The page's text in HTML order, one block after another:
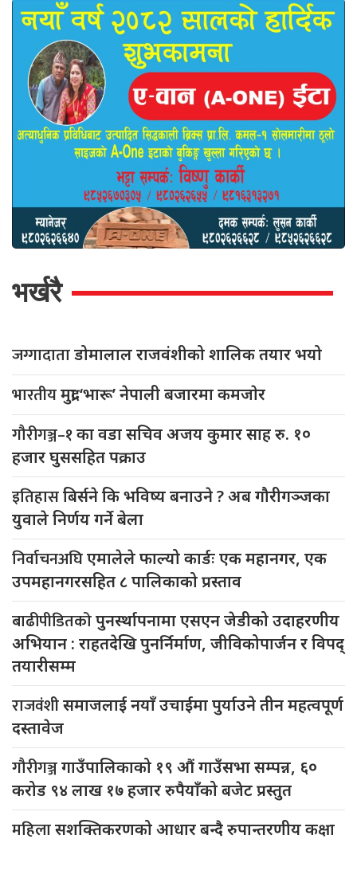
भर्खरै
जग्गादाताडोमालाल राजवंशीको शालिक तयार भयो
भारतीयमुद्रा ‘भारू’ नेपाली बजारमा कमजाेर
गौरीगञ्ज–१का वडा सचिव अजय कुमार साह रु. १०
हजार घुससहित पक्राउ
इतिहासबिर्सने कि भविष्य बनाउने ? अब गौरीगञ्जका
युवाले निर्णय गर्ने बेला
निर्वाचनअघिएमालेले फाल्यो कार्डः एक महानगर, एक
उपमहानगरसहित ८ पालिकाको प्रस्ताव
बाढीपीडितकोपुनर्स्थापनामा एसएन जेडीको उदाहरणीय
अभियान : राहतदेखि पुनर्निर्माण, जीविकोपार्जन र विपद्
तयारीसम्म
राजवंशीसमाजलाई नयाँ उचाईमा पुर्याउने तीन महत्वपूर्ण
दस्तावेज
गौरीगञ्जगाउँपालिकाको १९ औं गाउँसभा सम्पन्न, ६०
करोड ९४ लाख १७ हजार रुपैयाँको बजेट प्रस्तुत
महिलासशक्तिकरणको आधार बन्दै रुपान्तरणीय कक्षा